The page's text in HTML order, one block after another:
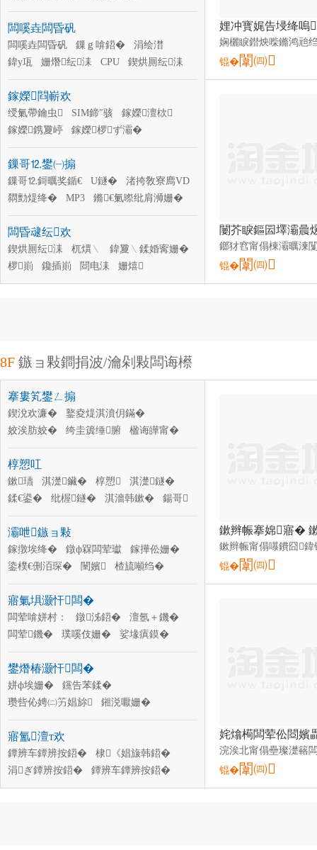
SIM鍗″倷浠藉櫒
鎵嬫闆欏崱閫�
鎵嬫杞夋帴闋�
鎵嬫椤ず灞�
鎵嬫鎸夐嵉
鎵嬫澶栨
闆嗘垚闆昏矾
闆嗘垚闆昏矾 鏁ｇ啽鍣�
涓绘澘
鍏у瓨
姗熸纭洡 CPU 鍥烘厠纭洡
鎵嬫閰嶄欢
绶氭帶鑰虫 SIM鍗″骇
鎵嬫澶栨
鎵嬫鎸夐嵉
鎵嬫椤ず灞�
淇¤櫉灞忚斀鍣�
鎵嬫杞夋帴闋�
鎵嬫闆欏崱閫�
鎵嬫妯″瀷
鎵嬫淇濊鑶�
绉诲嫊闆绘簮闆昏姱
鏁哥⒓鐢㈠搧
鏁哥⒓鎶曞奖鍎€ U鐩�
渚挎敎寮廌VD
閷勯煶绛�
MP3
鏅€氭暩纰肩浉姗�
鏁哥⒓鏀濆儚姗�
鏁哥⒓鏀濆儚闋�
闆诲瓙鏇�
鏁哥⒓鐩告
缍茬怠鎾斁鍣�
MP4
闆昏叇纭欢
鍥烘厠纭洡 杌熼﹨
鍏夐﹨鍒婚寗姗�
椤崱
鑱插崱 閸电洡
姗熺
鏁ｇ啽鍣�
涓绘澘 鍏у瓨
姗熸纭洡
锟�闈㈣
锟�闈㈣
8F 鏃ョ敤鐧捐波/瀹剁敤闆诲櫒
搴婁笂鐢ㄥ搧
鍥涗欢濂�
鐜夌煶淇濆仴鏋�
姣涘肪姣�
绔圭簴缍腑
楹诲皣甯�
钘ゅ腑
琚 搴婄僵 鏋曞
铓婂赋
澶氫欢濂�
椁愬叿
鏉瓙 淇濋鑶� 椁愬
淇濋鐩�
鍒€鍙�
纰楃鐩� 淇濇韩鏉�
鍚哥
椁愬叿濂楄
鑼剁 鍐拌 鍒€鍙�
灞呭鏃ョ敤
鎵撴埃绛� 鐓ф槑闆荤瓛
鎵撶伀姗�
鍌樸€侀洦琛�
闉嬪
楂旈噸绉�
閲濈窔
琛� 淇濇殩璨�
闃茶殜鐢ㄥ搧
婧害瑷�
鐔ㄧ嚈鏉�
寤氭埧灏忓闆�
闆荤啽姘村： 鐓泲鍣�
澶氬＋鐖�
闆荤鐖�
璞嗘伎姗�
娑堟瘨鏌�
娲楃姗�
鎶芥补鐓欐
鏀媽姗�
姒ㄦ眮姗�
椋叉按姗�
鐢熸椿灏忓闆�
姘ф埃姗�
钂告苯鍒�
瓒呰伈娉㈡竻娼旀
鎺涚嚈姗�
鐑橀瀷鍣�
鎶芥繒姗�
椹呴紶鍣�
鍔犳繒鍣�
椹呰煵椹呴紶鍣�
闆诲惞棰�
鎿︾獥姗熷櫒浜�
寤氳澶т欢
鐔辨车鐔辨按鍣�
棣《娼旇韩鍣�
涓ぎ鐔辨按鍣�
鐔辨车鐔辨按鍣�
寤氳閰嶄欢
鐕冩埃鐔辨按鍣�
锟�闈㈣
锟�闈㈣